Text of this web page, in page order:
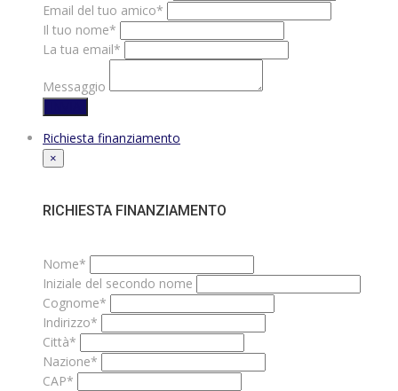
Email del tuo amico*
Il tuo nome*
La tua email*
Messaggio
Richiesta finanziamento
×
RICHIESTA FINANZIAMENTO
Nome*
Iniziale del secondo nome
Cognome*
Indirizzo*
Città*
Nazione*
CAP*